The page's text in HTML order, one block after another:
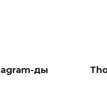
ды